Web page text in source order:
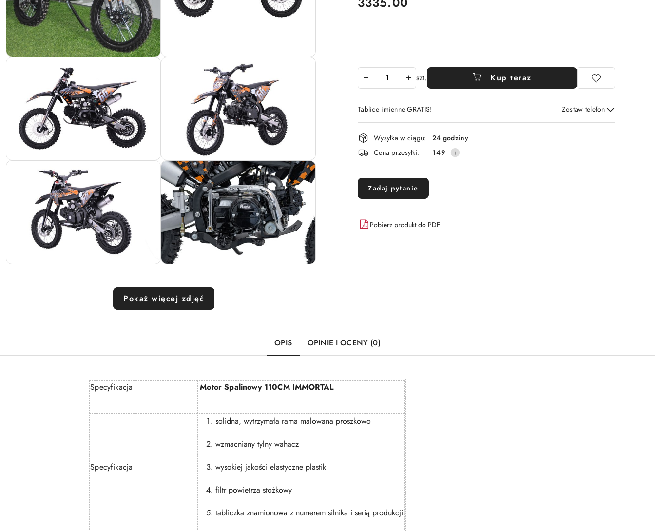
Pokaż więcej zdjęć
szt. Kup teraz
Tablice imienne GRATIS! Zostaw telefon
Wyślij
Dostępność
i
dostawa
Wysyłka w ciągu:
24 godziny
Cena przesyłki:
149
Zadaj pytanie
Pobierz produkt do PDF
OPIS OPINIE I OCENY (0)
Specyfikacja Motor Spalinowy 110CM IMMORTAL
Specyfikacja
solidna, wytrzymała rama malowana proszkowo
wzmacniany tylny wahacz
wysokiej jakości elastyczne plastiki
filtr powietrza stożkowy
tabliczka znamionowa z numerem silnika i serią produkcji